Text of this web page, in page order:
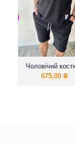
Чоловічий
(футболка +
675,00 ₴